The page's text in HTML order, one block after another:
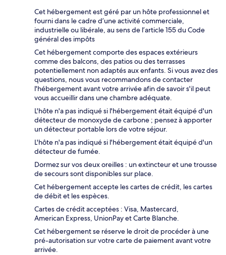
Cet hébergement est géré par un hôte professionnel et
fourni dans le cadre d’une activité commerciale,
industrielle ou libérale, au sens de l’article 155 du Code
général des impôts
Cet hébergement comporte des espaces extérieurs
comme des balcons, des patios ou des terrasses
potentiellement non adaptés aux enfants. Si vous avez des
questions, nous vous recommandons de contacter
l'hébergement avant votre arrivée afin de savoir s'il peut
vous accueillir dans une chambre adéquate.
L'hôte n'a pas indiqué si l'hébergement était équipé d'un
détecteur de monoxyde de carbone ; pensez à apporter
un détecteur portable lors de votre séjour.
L'hôte n'a pas indiqué si l'hébergement était équipé d'un
détecteur de fumée.
Dormez sur vos deux oreilles : un extincteur et une trousse
de secours sont disponibles sur place.
Cet hébergement accepte les cartes de crédit, les cartes
de débit et les espèces.
Cartes de crédit acceptées : Visa, Mastercard,
American Express, UnionPay et Carte Blanche.
Cet hébergement se réserve le droit de procéder à une
pré-autorisation sur votre carte de paiement avant votre
arrivée.